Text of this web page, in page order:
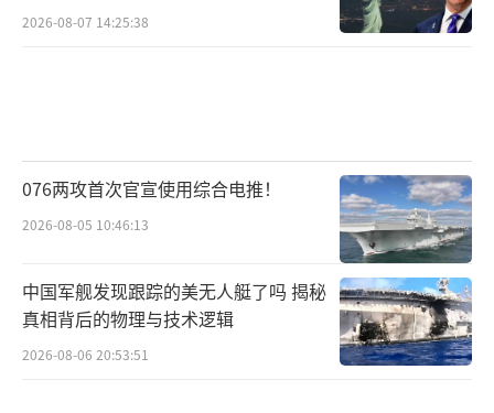
2026-08-07 14:25:38
076两攻首次官宣使用综合电推！
2026-08-05 10:46:13
中国军舰发现跟踪的美无人艇了吗 揭秘
真相背后的物理与技术逻辑
2026-08-06 20:53:51